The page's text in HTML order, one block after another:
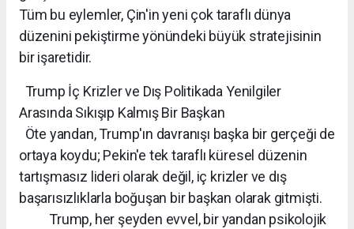
Tüm bu eylemler, Çin'in yeni çok taraflı dünya
düzenini pekiştirme yönündeki büyük stratejisinin
bir işaretidir.
Trump İç Krizler ve Dış Politikada Yenilgiler
Arasında Sıkışıp Kalmış Bir Başkan
Öte yandan, Trump'ın davranışı başka bir gerçeği de
ortaya koydu; Pekin'e tek taraflı küresel düzenin
tartışmasız lideri olarak değil, iç krizler ve dış
başarısızlıklarla boğuşan bir başkan olarak gitmişti.
Trump, her şeyden evvel, bir yandan psikolojik